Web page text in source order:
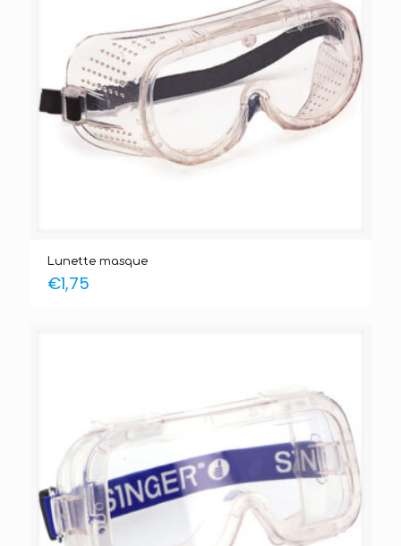
Lunette masque
€1,75